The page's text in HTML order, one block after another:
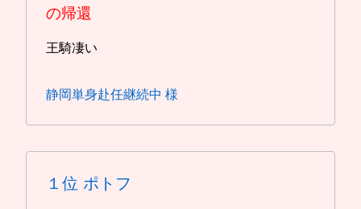
の帰還
王騎凄い
静岡単身赴任継続中 様
１位 ポトフ